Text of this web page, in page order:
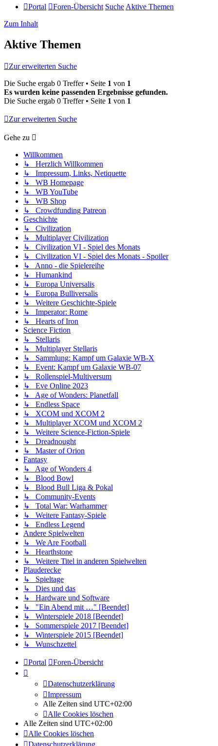
Portal Foren-Übersicht Suche Aktive Themen
Zum Inhalt
Aktive Themen
Zur erweiterten Suche
Die Suche ergab 0 Treffer • Seite 1 von 1
Es wurden keine passenden Ergebnisse gefunden.
Die Suche ergab 0 Treffer • Seite 1 von 1
Zur erweiterten Suche
Gehe zu
Willkommen
↳ Herzlich Willkommen
↳ Impressum, Links, Netiquette
↳ WB Homepage
↳ WB YouTube
↳ WB Shop
↳ Crowdfunding Patreon
Geschichte
↳ Civilization
↳ Multiplayer Civilization
↳ Civilization VI - Spiel des Monats
↳ Civilization VI - Spiel des Monats - Spoiler
↳ Anno - die Spielereihe
↳ Humankind
↳ Europa Universalis
↳ Europa Bulliversalis
↳ Weitere Geschichte-Spiele
↳ Imperator: Rome
↳ Hearts of Iron
Science Fiction
↳ Stellaris
↳ Multiplayer Stellaris
↳ Sammlung: Kampf um Galaxie WB-X
↳ Event: Kampf um Galaxie WB-07
↳ Rollenspiel-Multiversum
↳ Eve Online 2023
↳ Age of Wonders: Planetfall
↳ Endless Space
↳ XCOM und XCOM 2
↳ Multiplayer XCOM und XCOM 2
↳ Weitere Science-Fiction-Spiele
↳ Dreadnought
↳ Master of Orion
Fantasy
↳ Age of Wonders 4
↳ Blood Bowl
↳ Blood Bull Liga & Pokal
↳ Community-Events
↳ Total War: Warhammer
↳ Weitere Fantasy-Spiele
↳ Endless Legend
Andere Spielwelten
↳ We Are Football
↳ Hearthstone
↳ Weitere Titel in anderen Spielwelten
Plauderecke
↳ Spieltage
↳ Dies und das
↳ Hardware und Software
↳ "Ein Abend mit …" [Beendet]
↳ Winterspiele 2018 [Beendet]
↳ Sommerspiele 2017 [Beendet]
↳ Winterspiele 2015 [Beendet]
↳ Wunschzettel
Portal Foren-Übersicht
Datenschutzerklärung
Impressum
Alle Zeiten sind UTC+02:00
Alle Cookies löschen
Alle Zeiten sind UTC+02:00
Alle Cookies löschen